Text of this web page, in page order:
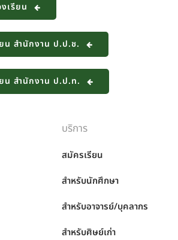
เรียน
น สำนักงาน ป.ป.ช.
น สำนักงาน ป.ป.ท.
บริการ
สมัครเรียน
สำหรับนักศึกษา
สำหรับอาจารย์/บุคลากร
สำหรับศิษย์เก่า